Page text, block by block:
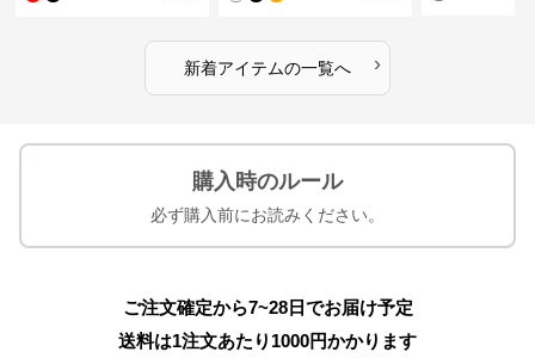
新着アイテムの一覧へ ›
購入時のルール
必ず購入前にお読みください。
ご注文確定から7~28日でお届け予定
送料は1注文あたり 1000円かかります